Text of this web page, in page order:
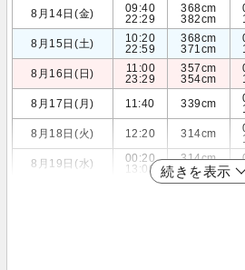
8月14日(金)
09:40
22:29
368cm
382cm
8月15日(土)
10:20
22:59
368cm
371cm
8月16日(日)
11:00
23:29
357cm
354cm
8月17日(月) 11:40 339cm
8月18日(火) 12:20 314cm
8月19日(水)
00:20
13:09
314cm
287cm
続きを表示